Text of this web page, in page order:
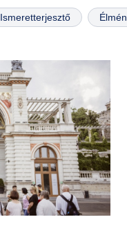
Ismeretterjesztő